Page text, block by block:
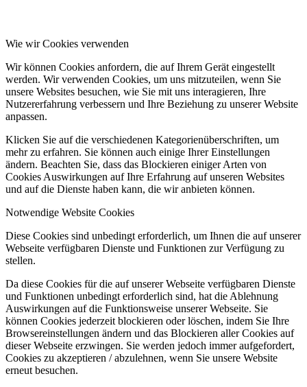
Wie wir Cookies verwenden
Wir können Cookies anfordern, die auf Ihrem Gerät eingestellt
werden. Wir verwenden Cookies, um uns mitzuteilen, wenn Sie
unsere Websites besuchen, wie Sie mit uns interagieren, Ihre
Nutzererfahrung verbessern und Ihre Beziehung zu unserer Website
anpassen.
Klicken Sie auf die verschiedenen Kategorienüberschriften, um
mehr zu erfahren. Sie können auch einige Ihrer Einstellungen
ändern. Beachten Sie, dass das Blockieren einiger Arten von
Cookies Auswirkungen auf Ihre Erfahrung auf unseren Websites
und auf die Dienste haben kann, die wir anbieten können.
Notwendige Website Cookies
Diese Cookies sind unbedingt erforderlich, um Ihnen die auf unserer
Webseite verfügbaren Dienste und Funktionen zur Verfügung zu
stellen.
Da diese Cookies für die auf unserer Webseite verfügbaren Dienste
und Funktionen unbedingt erforderlich sind, hat die Ablehnung
Auswirkungen auf die Funktionsweise unserer Webseite. Sie
können Cookies jederzeit blockieren oder löschen, indem Sie Ihre
Browsereinstellungen ändern und das Blockieren aller Cookies auf
dieser Webseite erzwingen. Sie werden jedoch immer aufgefordert,
Cookies zu akzeptieren / abzulehnen, wenn Sie unsere Website
erneut besuchen.